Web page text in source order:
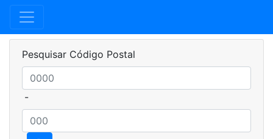
Pesquisar Código Postal
-